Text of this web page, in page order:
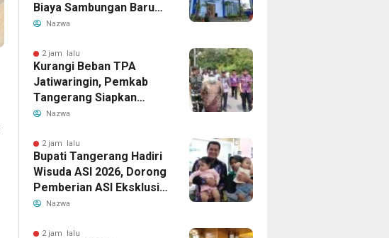
Biaya Sambungan Baru
Air Bersih Dipangkas
Nazwa
2 jam lalu
Kurangi Beban TPA
Jatiwaringin, Pemkab
Tangerang Siapkan
TPS3R Baru di Tigaraksa
Nazwa
2 jam lalu
Bupati Tangerang Hadiri
Wisuda ASI 2026, Dorong
Pemberian ASI Eksklusif
untuk Wujudkan
Nazwa
2 jam lalu